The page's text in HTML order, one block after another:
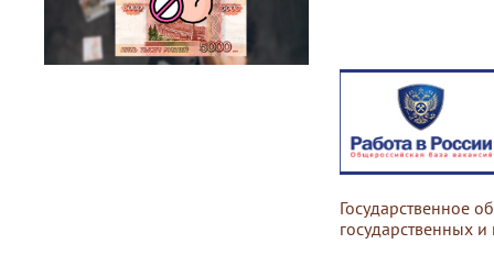
Государственное
государственных